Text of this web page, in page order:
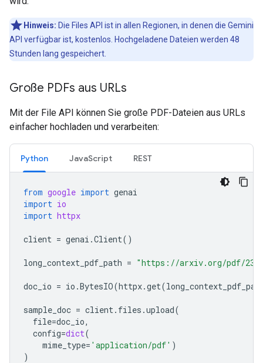
Hinweis: Die Files API ist in allen Regionen, in denen die Gemini
API verfügbar ist, kostenlos. Hochgeladene Dateien werden 48
Stunden lang gespeichert.
Große PDFs aus URLs
Mit der File API können Sie große PDF-Dateien aus URLs
einfacher hochladen und verarbeiten:
Python JavaScript REST
from google import genai
import io
import httpx
client = genai .Client()
long_context_pdf_path = "https://arxiv.org/pdf/
doc_io = io .BytesIO(httpx.get(
sample_doc = client. files .upload(
file=doc_io,
config=dict(
mime_type= 'application/pdf' )
)